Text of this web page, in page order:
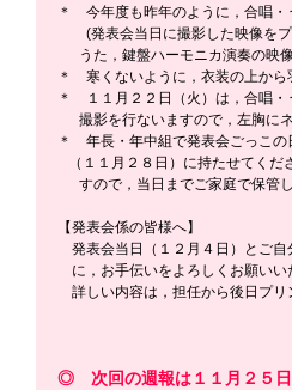
＊　今年度も昨年のように，合唱
(発表会当日に撮影した映像をプ
うた，鍵盤ハーモニカ演奏の
＊　寒くないように，衣装の上か
＊　１１月２２日（火）は，合唱
撮影を行ないますので，左胸
＊　年長・年中組で発表会ごっこ
（１１月２８日）に持たせてく
すので，当日までご家庭で保
【発表会係の皆様へ】
発表会当日（１２月４日）とご自
に，お手伝いをよろしくお願いい
詳しい内容は，担任から後日プリ
◎　次回の週報は１１月２５日